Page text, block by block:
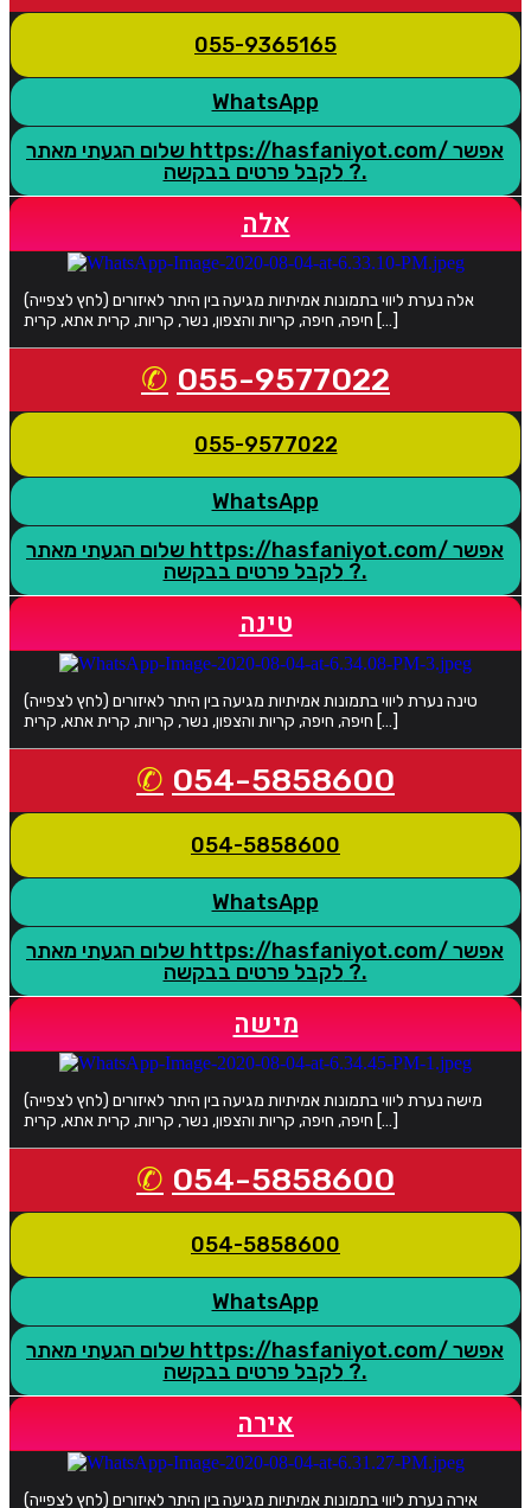
055-9365165
WhatsApp
שלום הגעתי מאתר https://hasfaniyot.com/ אפשר
לקבל פרטים בבקשה ?.
אלה
אלה נערת ליווי בתמונות אמיתיות מגיעה בין היתר לאיזורים (לחץ לצפייה)
חיפה, חיפה, קריות והצפון, נשר, קריות, קרית אתא, קרית […]
055-9577022
055-9577022
WhatsApp
שלום הגעתי מאתר https://hasfaniyot.com/ אפשר
לקבל פרטים בבקשה ?.
טינה
טינה נערת ליווי בתמונות אמיתיות מגיעה בין היתר לאיזורים (לחץ לצפייה)
חיפה, חיפה, קריות והצפון, נשר, קריות, קרית אתא, קרית […]
054-5858600
054-5858600
WhatsApp
שלום הגעתי מאתר https://hasfaniyot.com/ אפשר
לקבל פרטים בבקשה ?.
מישה
מישה נערת ליווי בתמונות אמיתיות מגיעה בין היתר לאיזורים (לחץ לצפייה)
חיפה, חיפה, קריות והצפון, נשר, קריות, קרית אתא, קרית […]
054-5858600
054-5858600
WhatsApp
שלום הגעתי מאתר https://hasfaniyot.com/ אפשר
לקבל פרטים בבקשה ?.
אירה
אירה נערת ליווי בתמונות אמיתיות מגיעה בין היתר לאיזורים (לחץ לצפייה)